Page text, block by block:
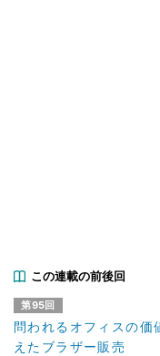
この連載の前後回
第95回
問われるオフィスの
えたブラザー販売